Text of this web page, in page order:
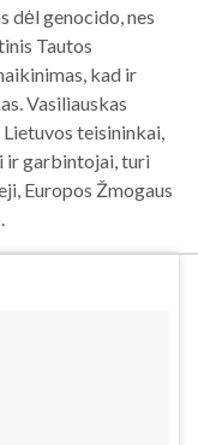
dėl genocido, nes
Tautos
kad ir
Vasiliauskas
teisininkai,
ir garbintojai, turi
Europos Žmogaus